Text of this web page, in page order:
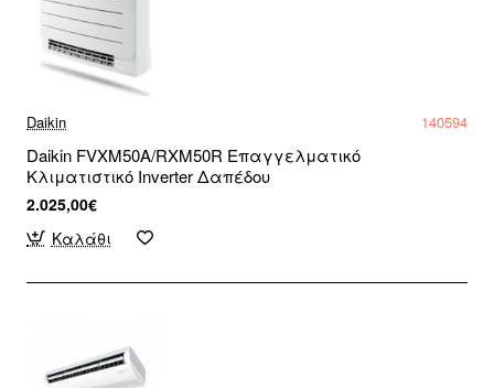
Daikin 140594
Daikin FVXM50A/RXM50R Επαγγελματικό
Κλιματιστικό Inverter Δαπέδου
2.025,00€
Καλάθι